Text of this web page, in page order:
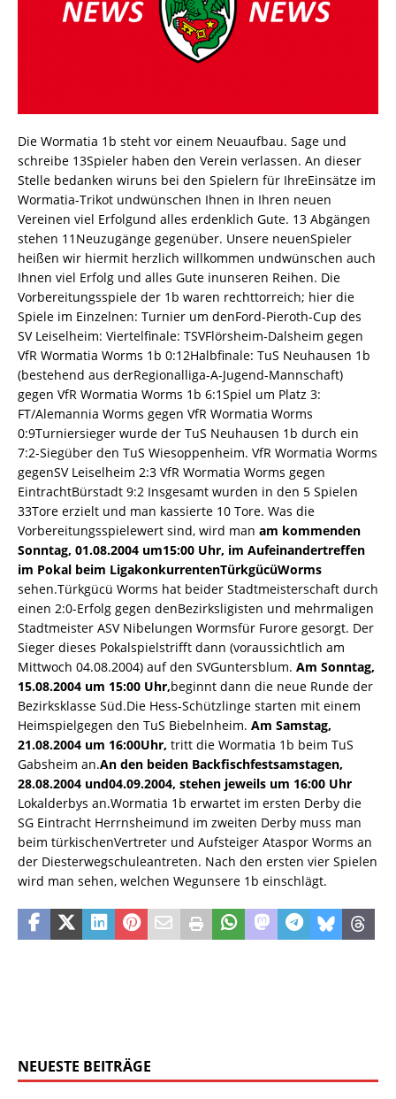
Die Wormatia 1b steht vor einem Neuaufbau. Sage und
schreibe 13Spieler haben den Verein verlassen. An dieser
Stelle bedanken wiruns bei den Spielern für IhreEinsätze im
Wormatia-Trikot undwünschen Ihnen in Ihren neuen
Vereinen viel Erfolgund alles erdenklich Gute. 13 Abgängen
stehen 11Neuzugänge gegenüber. Unsere neuenSpieler
heißen wir hiermit herzlich willkommen undwünschen auch
Ihnen viel Erfolg und alles Gute inunseren Reihen. Die
Vorbereitungsspiele der 1b waren rechttorreich; hier die
Spiele im Einzelnen: Turnier um denFord-Pieroth-Cup des
SV Leiselheim: Viertelfinale: TSVFlörsheim-Dalsheim gegen
VfR Wormatia Worms 1b 0:12Halbfinale: TuS Neuhausen 1b
(bestehend aus derRegionalliga-A-Jugend-Mannschaft)
gegen VfR Wormatia Worms 1b 6:1Spiel um Platz 3:
FT/Alemannia Worms gegen VfR Wormatia Worms
0:9Turniersieger wurde der TuS Neuhausen 1b durch ein
7:2-Siegüber den TuS Wiesoppenheim. VfR Wormatia Worms
gegenSV Leiselheim 2:3 VfR Wormatia Worms gegen
EintrachtBürstadt 9:2 Insgesamt wurden in den 5 Spielen
33Tore erzielt und man kassierte 10 Tore. Was die
Vorbereitungsspielewert sind, wird man am kommenden
Sonntag, 01.08.2004 um15:00 Uhr, im Aufeinandertreffen
im Pokal beim LigakonkurrentenTürkgücüWorms
sehen.Türkgücü Worms hat beider Stadtmeisterschaft durch
einen 2:0-Erfolg gegen denBezirksligisten und mehrmaligen
Stadtmeister ASV Nibelungen Wormsfür Furore gesorgt. Der
Sieger dieses Pokalspielstrifft dann (voraussichtlich am
Mittwoch 04.08.2004) auf den SVGuntersblum. Am Sonntag,
15.08.2004 um 15:00 Uhr,beginnt dann die neue Runde der
Bezirksklasse Süd.Die Hess-Schützlinge starten mit einem
Heimspielgegen den TuS Biebelnheim. Am Samstag,
21.08.2004 um 16:00Uhr, tritt die Wormatia 1b beim TuS
Gabsheim an.An den beiden Backfischfestsamstagen,
28.08.2004 und04.09.2004, stehen jeweils um 16:00 Uhr
Lokalderbys an.Wormatia 1b erwartet im ersten Derby die
SG Eintracht Herrnsheimund im zweiten Derby muss man
beim türkischenVertreter und Aufsteiger Ataspor Worms an
der Diesterwegschuleantreten. Nach den ersten vier Spielen
wird man sehen, welchen Wegunsere 1b einschlägt.
NEUESTE BEITRÄGE